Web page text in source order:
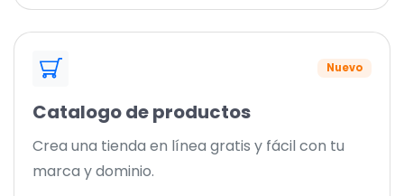
Nuevo
Catalogo de productos
Crea una tienda en línea gratis y fácil con tu
marca y dominio.